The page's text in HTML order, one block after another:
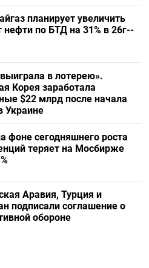
планирует увеличить
нефти по БТД на 31% в 26г--
в лотерею».
Корея заработала
$22 млрд после начала
Украине
фоне сегодняшнего роста
теряет на Мосбирже
Аравия, Турция и
подписали соглашение о
обороне